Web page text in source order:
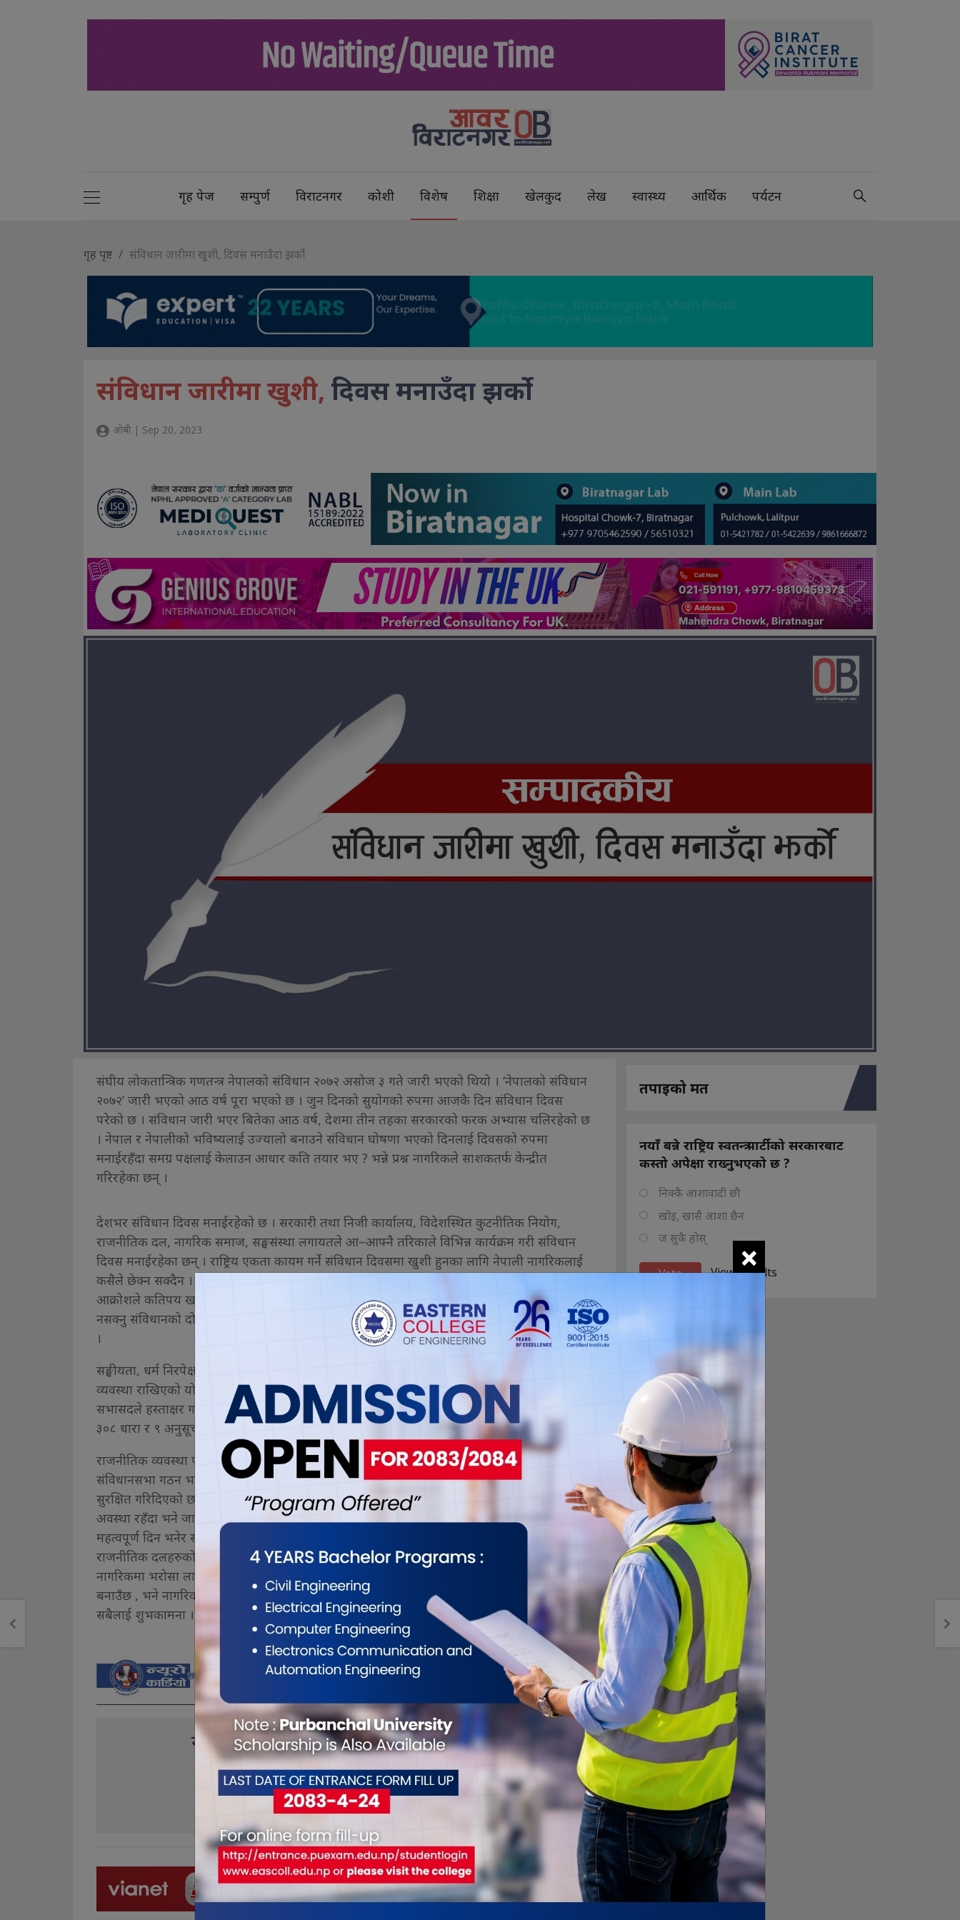
गृह पेज सम्पुर्ण विराटनगर कोशी विशेष शिक्षा खेलकुद लेख स्वास्थ्य आर्थिक पर्यटन
गृह पृष्ट संविधान जारीमा खुशी, दिवस मनाउँदा झर्को
संविधान जारीमा खुशी, दिवस मनाउँदा झर्को
ओबी | Sep 20, 2023
संघीय लोकतान्त्रिक गणतन्त्र नेपालको संविधान २०७२ असोज ३ गते जारी भएको थियो । ‘नेपालको संविधान
२०७२’ जारी भएको आठ वर्ष पूरा भएको छ । जुन दिनको सुयोगको रुपमा आजकै दिन संविधान दिवस
परेको छ । संविधान जारी भएर बितेका आठ वर्ष, देशमा तीन तहका सरकारको फरक अभ्यास चलिरहेको छ
। नेपाल र नेपालीको भविष्यलाई उज्यालो बनाउने संविधान घोषणा भएको दिनलाई दिवसको रुपमा
मनाईरहँदा समग्र पक्षलाई केलाउन आधार कति तयार भए ? भन्ने प्रश्न नागरिकले साशकतर्फ केन्द्रीत
गरिरहेका छन् ।
देशभर संविधान दिवस मनाईरहेको छ । सरकारी तथा निजी कार्यालय, विदेशस्थित कुटनीतिक नियोग,
राजनीतिक दल, नागरिक समाज, सङ्घसंस्था लगायतले आ–आफ्नै तरिकाले विभिन्न कार्यक्रम गरी संविधान
दिवस मनाईरहेका छन् । राष्ट्रिय एकता कायम गर्ने संविधान दिवसमा खुशी हुनका लागि नेपाली नागरिकलाई
कसैले छेक्न सक्दैन । तर, एकतासँग जोडिएको संविधानभित्र आफ्ना अधिकार नसमेटिएको आरोप र
आक्रोशले कतिपय खण्डित अवस्था अहिले पनि यथावत रहेको छ । समग्रमा नागरिकको अधिकार समेट्न
नसक्नु संविधानको दोष भएपनि यो प्रगतिशील रहेका कारण स्वतन्त्रताको उज्यालो भने घरघरमा छरिएको छ
।
सङ्घीयता, धर्म निरपेक्षता, समाजवादोन्मुख सङ्घीय लोकतान्त्रिक गणतन्त्रात्मक शासन व्यवस्थालगायतका नयाँ
व्यवस्था राखिएको यो संविधान जारी हुँदा संविधानसभाको प्रक्रियामा सहभागी दलका पाँच सय ३७ जना
सभासदले हस्ताक्षर गरेका थिए । उनीहरु नागरिकका प्रतिनिधि हुन् । ‘नेपालको संविधान, २०७२’ मा ३५ भाग
३०८ धारा र ९ अनुसूची रहेका छन्, जसले नेपाल र नेपालीको भाग्य–भविष्यलाई देखाएको छ ।
राजनीतिक व्यवस्था परिवर्तनका लागि उत्साहका साथ नागरिकले सहयोग गरेको आन्दोलनको बलमा
संविधानसभा गठन भएको थियो । त्यहि संविधानसभाले जारी गरेको संविधानले नेपालीहरुको अधिकार
सुरक्षित गरिदिएको छ । संविधान जारी भएको आठ वर्ष बितिसक्दा समेत शासकको चरित्र नफेरिएको
अवस्था रहँदा भने जारीमा देखिएको खुशी, उत्सव मनाउन देखिदैन । संविधान दिवसलाई नागरिकले
महत्वपूर्ण दिन भनेर सम्झनु पर्नेमा, सुन्दै निरासा व्यक्त गर्ने गरेका छन् । यस्तो स्थिति आउनुमा मूलतः
राजनीतिक दलहरुको बेइमानीपन पनि हो । त्यसैले बेलैमा राजनीतिक दलका नेताहरु सच्चिने र संविधानप्रति
नागरिकमा भरोसा लाग्ने बनाउनु जरुरी छ । भरोसा बिनाको संविधानले शासकलाई झन् स्वेच्छाचारिता
बनाउँछ , भने नागरिक जवाफदेही बन्दैनन् । अन्त्यमा संविधान जारी भएको आठवर्ष पूरा भएको अवसरमा
सबैलाई शुभकामना ।
यो खबर पढेर तपाईलाई कस्तो महसुस भयो ?
0 0
तपाइको मत
नयाँ बन्ने राष्ट्रिय स्वतन्त्र पार्टीको सरकारबाट
कस्तो अपेक्षा राख्नुभएको छ ?
निक्कै आशावादी छौ
खोइ, खासै आशा छैन
ज सुकै होस्
View Results
×